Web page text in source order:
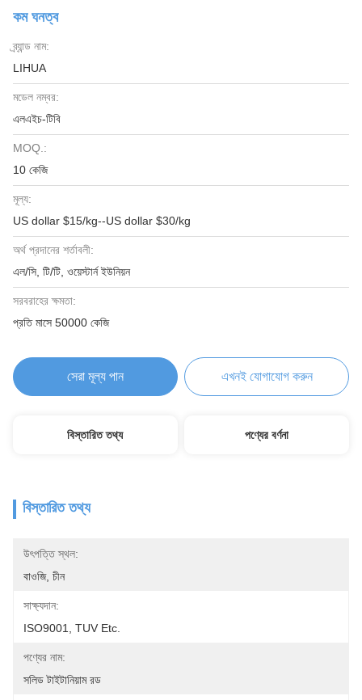
কম ঘনত্ব
ব্র্যান্ড নাম:
LIHUA
মডেল নম্বর:
এলএইচ-টিবি
MOQ.:
10 কেজি
মূল্য:
US dollar $15/kg--US dollar $30/kg
অর্থ প্রদানের শর্তাবলী:
এল/সি, টি/টি, ওয়েস্টার্ন ইউনিয়ন
সরবরাহের ক্ষমতা:
প্রতি মাসে 50000 কেজি
সেরা মূল্য পান এখনই যোগাযোগ করুন
বিস্তারিত তথ্য পণ্যের বর্ণনা
বিস্তারিত তথ্য
উৎপত্তি স্থল:
বাওজি, চীন
সাক্ষ্যদান:
ISO9001, TUV Etc.
পণ্যের নাম:
সলিড টাইটানিয়াম রড